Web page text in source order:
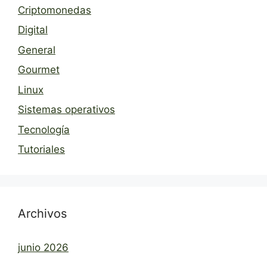
Criptomonedas
Digital
General
Gourmet
Linux
Sistemas operativos
Tecnología
Tutoriales
Archivos
junio 2026